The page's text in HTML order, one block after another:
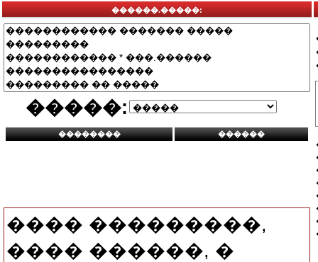
������.�����:
�����:
���� ���������,
���� ������, �